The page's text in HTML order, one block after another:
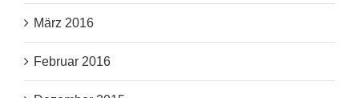
März 2016
Februar 2016